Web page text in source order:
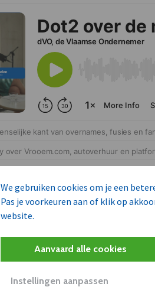
We gebruiken cookies om je een
Pas je voorkeuren aan of klik op
website.
Aanvaard alle cookies
Instellingen aanpassen